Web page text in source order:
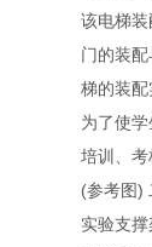
该电梯
门的装
梯的装配
为了使
培训、
(参考图)
实验支